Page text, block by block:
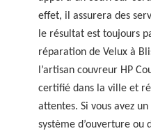
effet, il assurera des
le résultat est toujours
réparation de Velux à
l’artisan couvreur HP
certifié dans la ville et
attentes. Si vous avez
système d’ouverture ou